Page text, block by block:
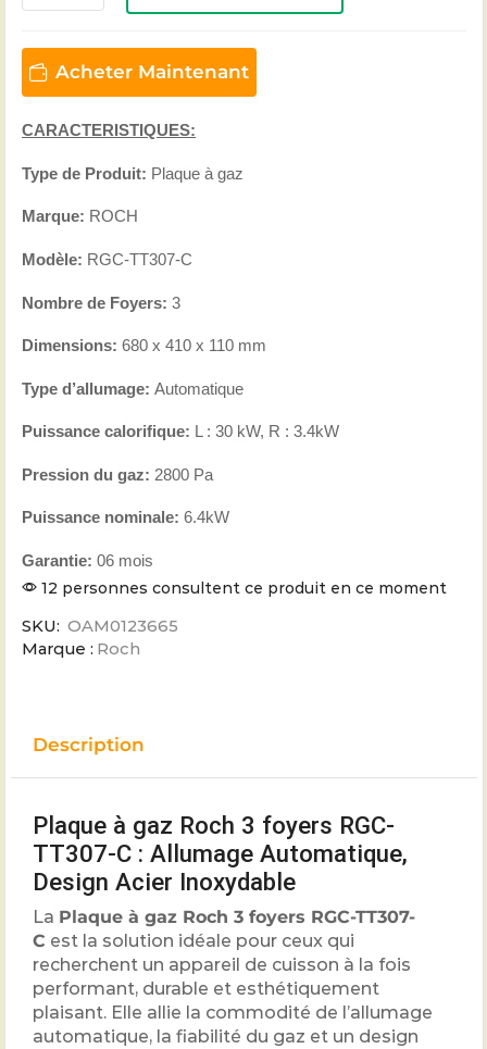
Acheter Maintenant
CARACTERISTIQUES:
Type de Produit: Plaque à gaz
Marque: ROCH
Modèle: RGC-TT307-C
Nombre de Foyers: 3
Dimensions: 680 x 410 x 110 mm
Type d’allumage: Automatique
Puissance calorifique: L : 30 kW, R : 3.4kW
Pression du gaz: 2800 Pa
Puissance nominale: 6.4kW
Garantie: 06 mois
12 personnes consultent ce produit en ce moment
SKU: OAM0123665
Marque : Roch
Description
Plaque à gaz Roch 3 foyers RGC-
TT307-C : Allumage Automatique,
Design Acier Inoxydable
La Plaque à gaz Roch 3 foyers RGC-TT307-
C est la solution idéale pour ceux qui
recherchent un appareil de cuisson à la fois
performant, durable et esthétiquement
plaisant. Elle allie la commodité de l’allumage
automatique, la fiabilité du gaz et un design